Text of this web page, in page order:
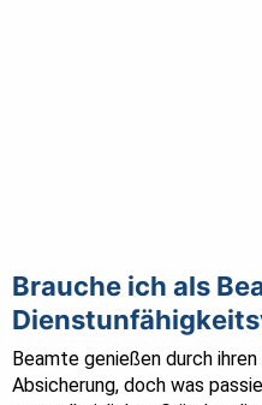
Brauche ich als
Beamte genießen durch
Absicherung, doch was